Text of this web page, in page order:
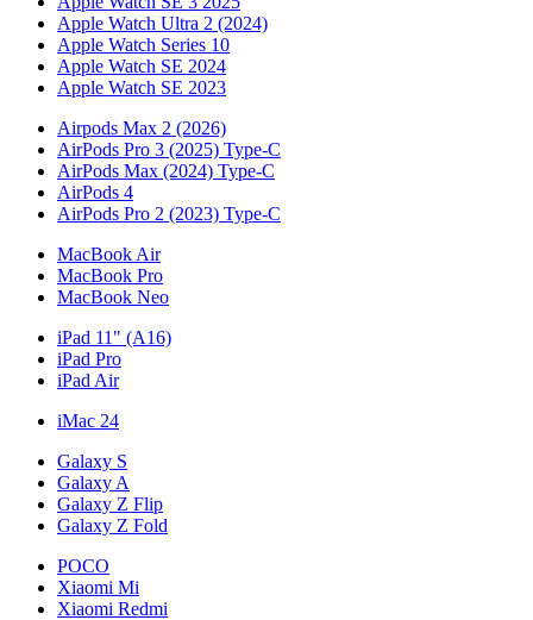
Apple Watch Ultra 2 (2024)
Apple Watch Series 10
Apple Watch SE 2024
Apple Watch SE 2023
Airpods Max 2 (2026)
AirPods Pro 3 (2025) Type-C
AirPods Max (2024) Type-C
AirPods 4
AirPods Pro 2 (2023) Type-C
MacBook Air
MacBook Pro
MacBook Neo
iPad 11" (A16)
iPad Pro
iPad Air
iMac 24
Galaxy S
Galaxy A
Galaxy Z Flip
Galaxy Z Fold
POCO
Xiaomi Mi
Xiaomi Redmi